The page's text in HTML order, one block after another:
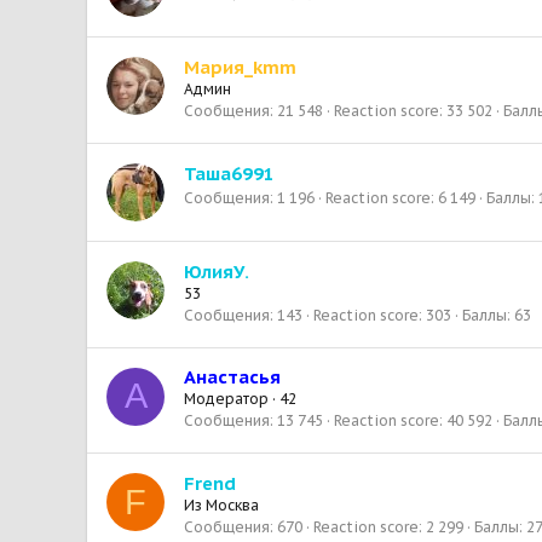
Мария_kmm
Админ
Сообщения 21 548 Reaction score 33 502
Таша6991
Сообщения 1 196 Reaction score 6 149 Баллы
ЮлияУ.
53
Сообщения 143 Reaction score 303 Баллы 63
А Анастасья
Модератор · 42
Сообщения 13 745 Reaction score 40 592
F Frend
Из Москва
Сообщения 670 Reaction score 2 299 Баллы 27